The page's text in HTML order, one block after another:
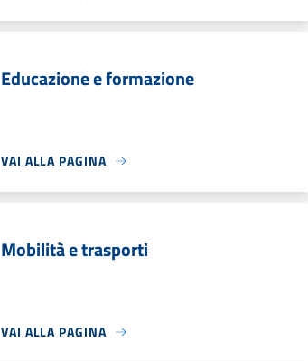
Educazione e formazione
VAI ALLA PAGINA
Mobilità e trasporti
VAI ALLA PAGINA